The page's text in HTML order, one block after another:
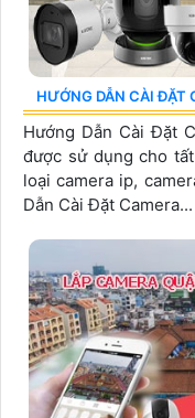
HƯỚNG DẪN CÀI ĐẶT
Hướng Dẫn Cài Đặt
được sử dụng cho
loại camera ip,
Dẫn Cài Đặt Camera...